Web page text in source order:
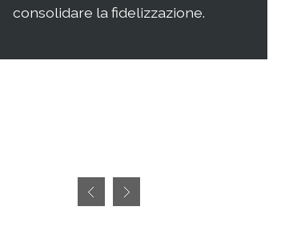
semplice ed immediata. Avere
attenta analisi che una specifica